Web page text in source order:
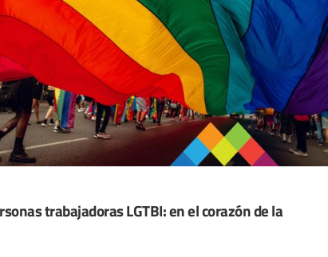
trabajadoras LGTBI: en el corazón de la